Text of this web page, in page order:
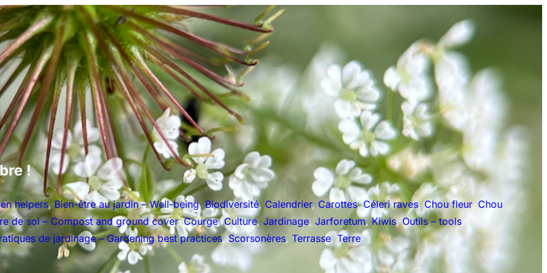
!
helpers, Bien-être au jardin – Well-being, Biodiversité, Calendrier, Carottes, Céleri raves, Chou fleur, Chou
de sol – Compost and ground cover, Courge, Culture, Jardinage, Jarforetum, Kiwis, Outils – tools
de jardinage – Gardening best practices, Scorsonères, Terrasse, Terre